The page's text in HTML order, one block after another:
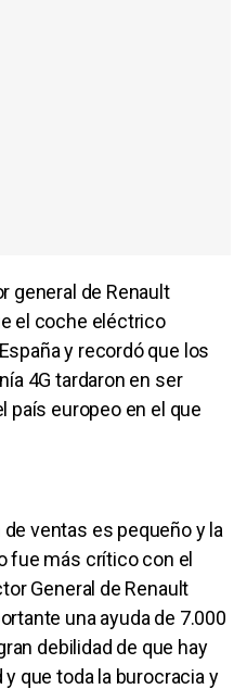
general de Renault
el coche eléctrico
y recordó que los
4G tardaron en ser
país europeo en el que
ventas es pequeño y la
fue más crítico con el
General de Renault
una ayuda de 7.000
debilidad de que hay
que toda la burocracia y